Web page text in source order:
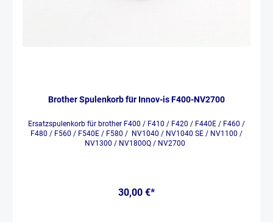
Brother Spulenkorb für Innov-is F400-NV2700
Ersatzspulenkorb für brother F400 / F410 / F420 / F440E / F460 /
F480 / F560 / F540E / F580 / NV1040 / NV1040 SE / NV1100 /
NV1300 / NV1800Q / NV2700
30,00 €*